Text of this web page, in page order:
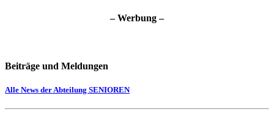
– Werbung –
Beiträge und Meldungen
Alle News der Abteilung SENIOREN